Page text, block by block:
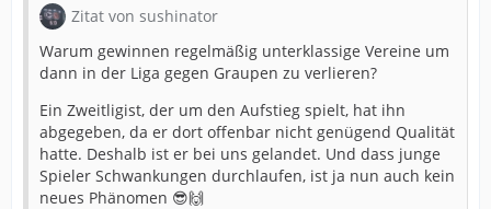
Zitat von sushinator
Warum gewinnen regelmäßig unterklassige Vereine um
dann in der Liga gegen Graupen zu verlieren?
Ein Zweitligist, der um den Aufstieg spielt, hat ihn
abgegeben, da er dort offenbar nicht genügend Qualität
hatte. Deshalb ist er bei uns gelandet. Und dass junge
Spieler Schwankungen durchlaufen, ist ja nun auch kein
neues Phänomen 😎🙌